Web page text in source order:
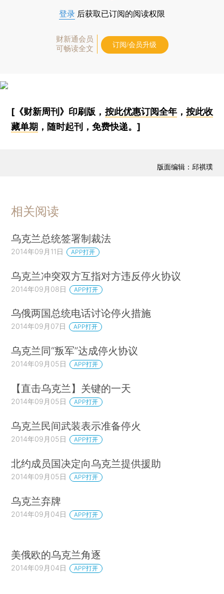
登录 后获取已订阅的阅读权限
财新通会员
可畅读全文
订阅/会员升级
[《财新周刊》印刷版， 按此优惠订阅全年， 按此收
藏单期 ，随时起刊，免费快递。]
版面编辑：邱祺璞
相关阅读
乌克兰总统签署制裁法
2014年09月11日 APP打开
乌克兰冲突双方互指对方违反停火协议
2014年09月08日 APP打开
乌俄两国总统电话讨论停火措施
2014年09月07日 APP打开
乌克兰同“叛军”达成停火协议
2014年09月05日 APP打开
【直击乌克兰】关键的一天
2014年09月05日 APP打开
乌克兰民间武装表示准备停火
2014年09月05日 APP打开
北约成员国决定向乌克兰提供援助
2014年09月05日 APP打开
乌克兰弃牌
2014年09月04日 APP打开
美俄欧的乌克兰角逐
2014年09月04日 APP打开